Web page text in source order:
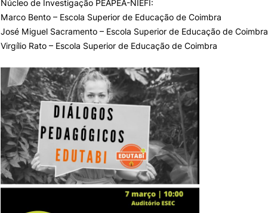
Núcleo de Investigação PEAPEA-NIEFI:
Marco Bento – Escola Superior de Educação de Coimbra
José Miguel Sacramento – Escola Superior de Educação de Coimbra
Virgílio Rato – Escola Superior de Educação de Coimbra